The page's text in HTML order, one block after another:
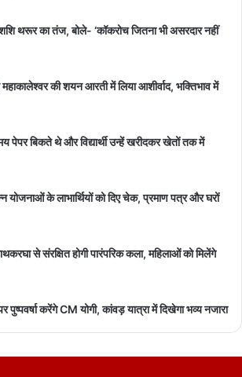
थरूर का तंज, बोले- ‘कॉकरोच जितना भी असरदार नहीं
की शयन आरती में लिया आशीर्वाद, भक्तिभाव में
पेपर बिकते थे और विद्यार्थी उन्हें खरीदकर खेतों तक में
योजनाओं के लाभार्थियों को दिए चेक, प्रमाण पत्र और घरों
से संरक्षित होगी पारंपरिक कला, महिलाओं को मिलेंगे
करेंगे CM योगी, कांवड़ यात्रा में दिखेगा भव्य नजारा